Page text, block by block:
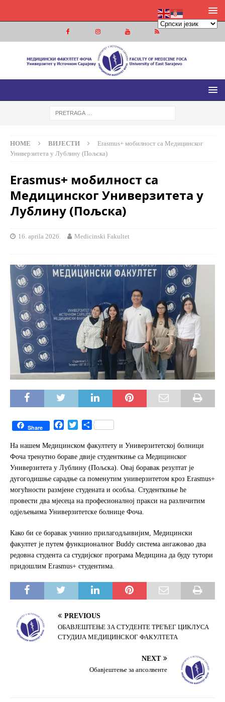
МЕДИЦИНСКИ ФАКУЛТЕТ ФОЧА
МЕДИЦИНСКИ ФАКУЛТЕТ УНИВЕРЗИТЕТА У ИСТОЧНОМ
HOME ВИЈЕСТИ
Erasmus+ мобилност са Медицинског
Универзитета у Лублину (Пољска)
Erasmus+ мобилност са
Медицинског Универзитета у
Лублину (Пољска)
16. aprila 2026. Medicinski Fakultet
Share
c
e
b
o
k
i
t
t
S
a
r
e
На нашем Медицинском факултету и Универзитетској болници
Фоча тренутно бораве двије студенткиње са Медицинског
Универзитета у Лублину (Пољска). Овај боравак резултат је
дугогодишње сарадње са поменутим универзитетом кроз Erasmus+
могућности размјене студената и особља. Студенткиње ће
провести два мјесеца на професионалној пракси на различитим
одјељењима Универзитетске болнице Фоча.
Како би се боравак учинио прилагодљивијим, Медицински
факултет је путем функционалног Buddy система ангажовао два
редовна студента са студијског програма Медицина да буду тутори
придошлим Erasmus+ студентима.
PREVIOUS
ОБАВЈЕШТЕЊЕ ЗА СТУДЕНТЕ ТРЕЋЕГ ЦИКЛУСА
СТУДИЈА МЕДИЦИНСКОГ ФАКУЛТЕТА
NEXT
Обавјештење за апсолвенте